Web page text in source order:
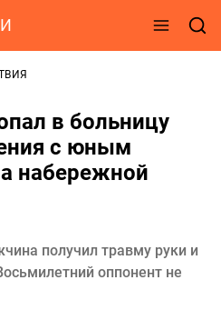
в больницу
с юным
набережной
получил травму руки и
оппонент не